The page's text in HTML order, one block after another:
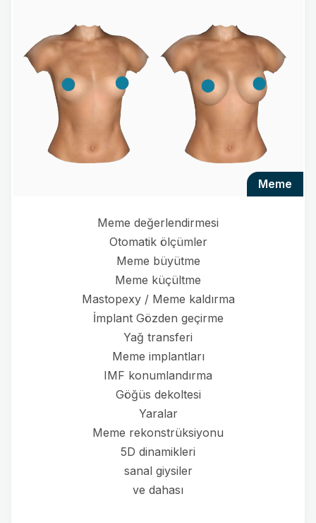
meme
Meme değerlendirmesi
Otomatik ölçümler
Meme büyütme
Meme küçültme
Mastopexy / Meme kaldırma
İmplant Gözden geçirme
Yağ transferi
Meme implantları
IMF konumlandırma
Göğüs dekoltesi
Yaralar
Meme rekonstrüksiyonu
5D dinamikleri
sanal giysiler
ve dahası